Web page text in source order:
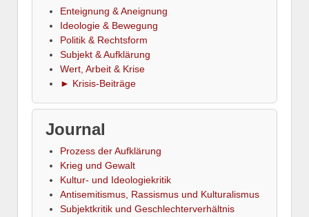
Enteignung & Aneignung
Ideologie & Bewegung
Politik & Rechtsform
Subjekt & Aufklärung
Wert, Arbeit & Krise
► Krisis-Beiträge
Journal
Prozess der Aufklärung
Krieg und Gewalt
Kultur- und Ideologiekritik
Antisemitismus, Rassismus und Kulturalismus
Subjektkritik und Geschlechterverhältnis